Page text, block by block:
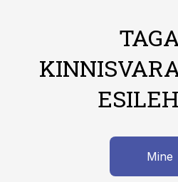
Mine